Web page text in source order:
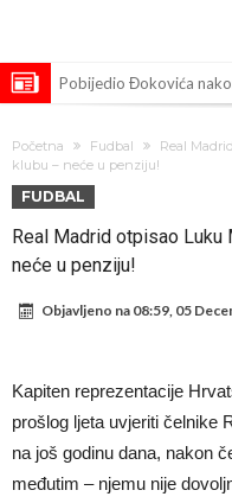
Pobijedio Đokovića
daleko”
Koliko traži PSG i koji je
Prva ponuda za Rafaela
Zašto je nepoznati
zahtijeva pravdu.
Potresne scene na
tjera suze
GROM USMRTIO
igrača!
Početna Fudbal
Real
klubu – neće u penziju!
FUDBAL
Real Madrid otpisao Luku
neće u penziju!
Objavljeno na 08:59, 05
Kapiten reprezentacije
prošlog ljeta uvjeriti čelnike
na još godinu dana, nakon
međutim – njemu nije